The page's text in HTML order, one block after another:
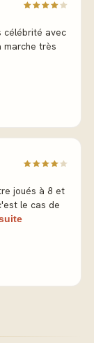
célébrité avec
marche très
joués à 8 et
le cas de